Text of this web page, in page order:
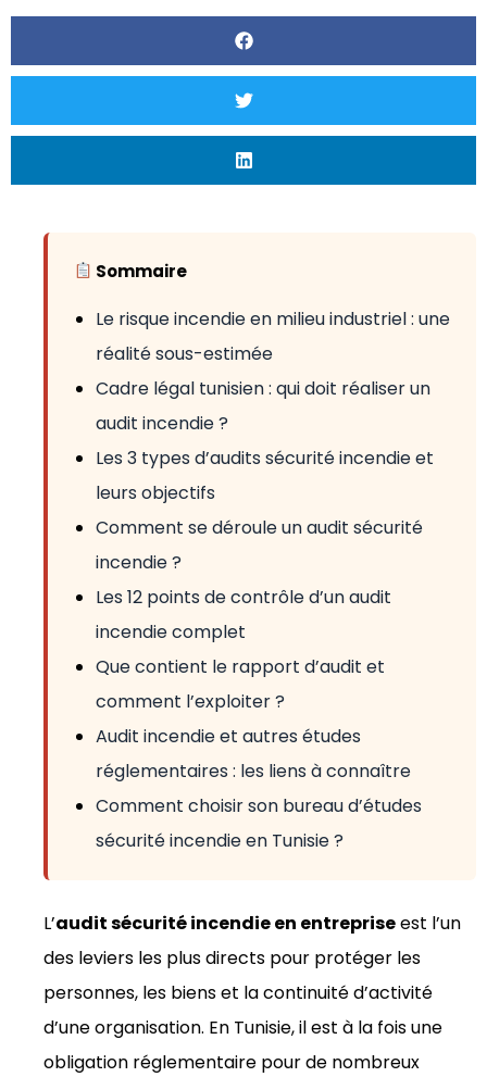
Sommaire
Le risque incendie en milieu industriel : une
réalité sous-estimée
Cadre légal tunisien : qui doit réaliser un
audit incendie ?
Les 3 types d’audits sécurité incendie et
leurs objectifs
Comment se déroule un audit sécurité
incendie ?
Les 12 points de contrôle d’un audit
incendie complet
Que contient le rapport d’audit et
comment l’exploiter ?
Audit incendie et autres études
réglementaires : les liens à connaître
Comment choisir son bureau d’études
sécurité incendie en Tunisie ?
L’audit sécurité incendie en entrepriseest l’un
des leviers les plus directs pour protéger les
personnes, les biens et la continuité d’activité
d’une organisation. En Tunisie, il est à la fois une
obligation réglementaire pour de nombreux